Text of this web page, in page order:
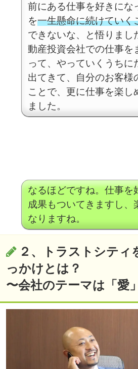
前にある仕事を好きにな
を一生懸命に続けていく
できないな、と悟りまし
動産投資会社での仕事を
って、やっていくうちに
出てきて、自分のお客様
ことで、更に仕事を楽し
ました。
なるほどですね。仕事を
成果もついてきますし、
なりますね。
２、トラストシティ
っかけとは？
〜会社のテーマは「愛